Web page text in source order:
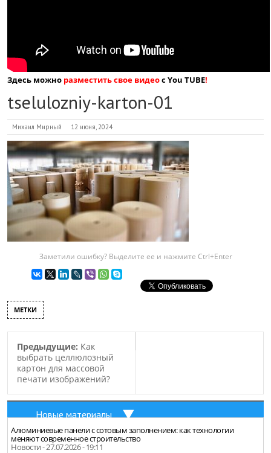
Здесь можно разместить свое видеос You TUBE!
tselulozniy-karton-01
Михаил Мирный 12 июня, 2024
Заметили ошибку? Выделите ее и нажмите Ctrl+Enter
МЕТКИ
Предыдущие: Как
выбрать целлюлозный
картон для массовой
печати изображений?
Новые материалы
Алюминиевые панели с сотовым заполнением: как технологии
меняют современное строительство
Новости - 27.07.2026 - 19:11